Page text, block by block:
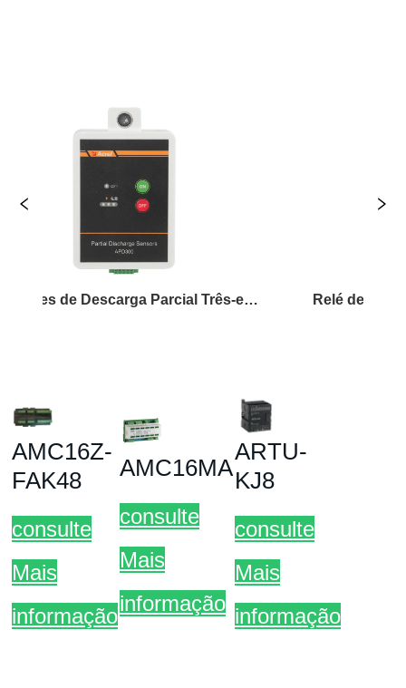
Sensores de Descarga Parcial Três-em-Um Relé de Proteção Acre